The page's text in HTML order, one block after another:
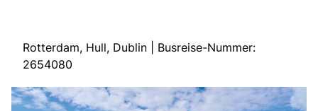
Busreisen
Rotterdam, Hull, Dublin | Busreise-Nummer:
2654080